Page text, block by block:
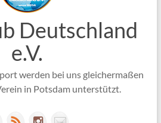
Deutschland
e.V.
werden bei uns gleichermaßen
in Potsdam unterstützt.